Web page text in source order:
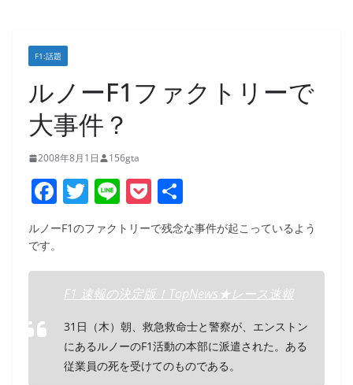
F1:話題
ルノーF1ファクトリーで
大事件？
2008年8月1日 156gta
F
a
c
e
b
o
o
k
T
w
itt
er
Li
n
e
P
o
ck
et
有
ルノーF1のファクトリーで残念な事件が起こっているよう
です。
F1 速報の決定版！TopNews★レース速報
31日（木）朝、救急救命士と警察が、エンストン
にあるルノーのF1活動の本部に派遣された。ある
従業員の死を受けてのものである。